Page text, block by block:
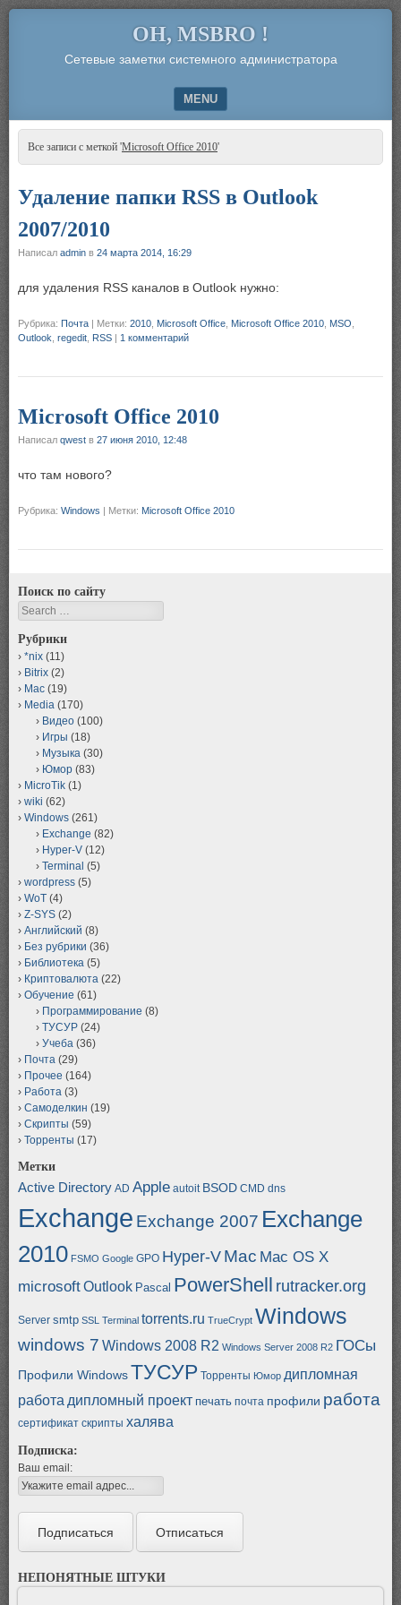
OH, MSBRO !
Сетевые заметки системного администратора
MENU
SKIP TO CONTENT
Все записи с меткой 'Microsoft Office 2010'
Удаление папки RSS в Outlook
2007/2010
Написал admin в 24 марта 2014, 16:29
для удаления RSS каналов в Outlook нужно:
Рубрика: Почта | Метки: 2010 Microsoft Office Microsoft Office 2010 MSO
Outlook regedit RSS | 1 комментарий
Microsoft Office 2010
Написал qwest в 27 июня 2010, 12:48
что там нового?
Рубрика: Windows | Метки: Microsoft Office 2010
Поиск по сайту
Search
Рубрики
*nix (11)
Bitrix (2)
Mac (19)
Media (170)
Видео (100)
Игры (18)
Музыка (30)
Юмор (83)
MicroTik (1)
wiki (62)
Windows (261)
Exchange (82)
Hyper-V (12)
Terminal (5)
wordpress (5)
WoT (4)
Z-SYS (2)
Английский (8)
Без рубрики (36)
Библиотека (5)
Криптовалюта (22)
Обучение (61)
Программирование (8)
ТУСУР (24)
Учеба (36)
Почта (29)
Прочее (164)
Работа (3)
Самоделкин (19)
Скрипты (59)
Торренты (17)
Метки
Active Directory AD Apple autoit BSOD CMD dns
Exchange Exchange 2007 Exchange
2010 FSMO Google GPO Hyper-V Mac Mac OS X
microsoftOutlook Pascal PowerShell rutracker.org
Server smtp SSL Terminal torrents.ru TrueCrypt Windows
windows 7 Windows 2008 R2 Windows Server 2008 R2 ГОСы
Профили WindowsТУСУР Торренты Юмор дипломная
работа дипломный проект печать почта профили работа
сертификат скрипты халява
Подписка:
Ваш email:
НЕПОНЯТНЫЕ ШТУКИ